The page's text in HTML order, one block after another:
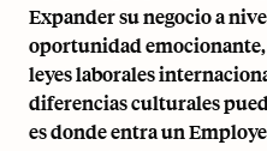
Expander su negocio a
oportunidad
leyes laborales
diferencias culturales
es donde entra un